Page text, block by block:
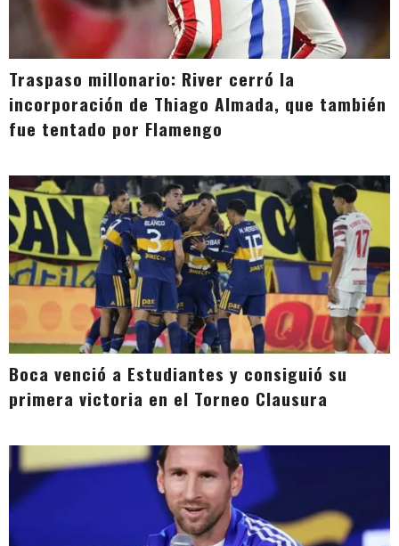
Traspaso millonario: River cerró la
incorporación de Thiago Almada, que también
fue tentado por Flamengo
Boca venció a Estudiantes y consiguió su
primera victoria en el Torneo Clausura